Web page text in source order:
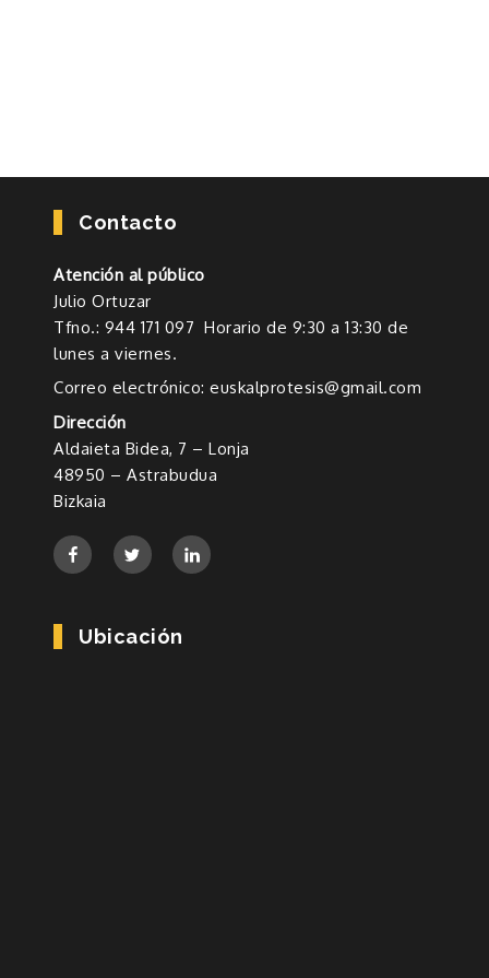
Contacto
Atención al público
Julio Ortuzar
Tfno.: 944 171 097 Horario de 9:30 a 13:30 de
lunes a viernes.
Correo electrónico: euskalprotesis@gmail.com
Dirección
Aldaieta Bidea, 7 – Lonja
48950 – Astrabudua
Bizkaia
Ubicación